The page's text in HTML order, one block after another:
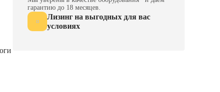
гарантию до 18 месяцев.
Лизинг на выгодных для вас
условиях